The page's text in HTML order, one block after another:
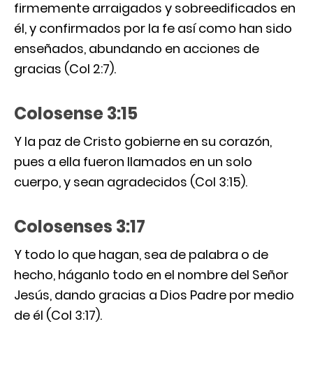
firmemente arraigados y sobreedificados en
él, y confirmados por la fe así como han sido
enseñados, abundando en acciones de
gracias (Col 2:7).
Colosense 3:15
Y la paz de Cristo gobierne en su corazón,
pues a ella fueron llamados en un solo
cuerpo, y sean agradecidos (Col 3:15).
Colosenses 3:17
Y todo lo que hagan, sea de palabra o de
hecho, háganlo todo en el nombre del Señor
Jesús, dando gracias a Dios Padre por medio
de él (Col 3:17).